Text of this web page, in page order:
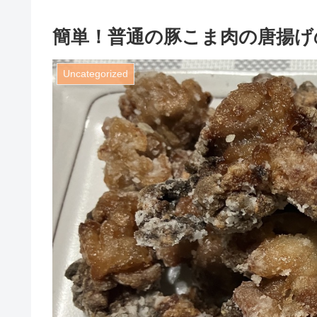
簡単！普通の豚こま肉の唐揚
Uncategorized